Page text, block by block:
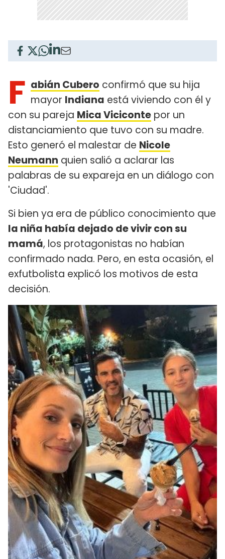
F abián Cubero confirmó que su hija
mayor Indiana está viviendo con él y
con su pareja Mica Viciconte por un
distanciamiento que tuvo con su madre.
Esto generó el malestar de Nicole
Neumann quien salió a aclarar las
palabras de su expareja en un diálogo con
'Ciudad'.
Si bien ya era de público conocimiento que
la niña había dejado de vivir con su
mamá, los protagonistas no habían
confirmado nada. Pero, en esta ocasión, el
exfutbolista explicó los motivos de esta
decisión.